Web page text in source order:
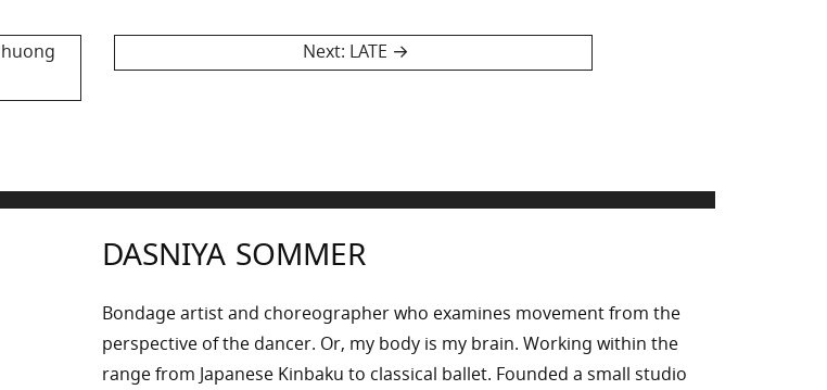
Next: Next
LATE
DASNIYA SOMMER
Bondage artist and choreographer who examines movement from the
perspective of the dancer. Or, my body is my brain. Working within the
range from Japanese Kinbaku to classical ballet. Founded a small studio